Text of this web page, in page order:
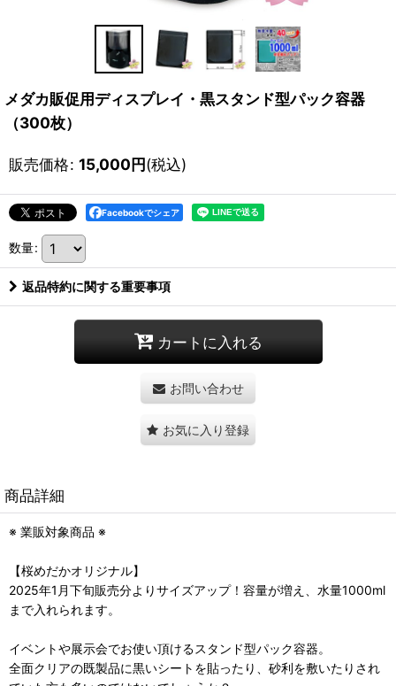
メダカ販促用ディスプレイ・黒スタンド型パック容器
（300枚）
販売価格: 15,000円(税込)
Facebookでシェア
数量:
返品特約に関する重要事項
カートに入れる
お問い合わせ
お気に入り登録
商品詳細
※ 業販対象商品 ※
【桜めだかオリジナル】
2025年1月下旬販売分よりサイズアップ！容量が増え、水量1000ml
まで入れられます。
イベントや展示会でお使い頂けるスタンド型パック容器。
全面クリアの既製品に黒いシートを貼ったり、砂利を敷いたりされ